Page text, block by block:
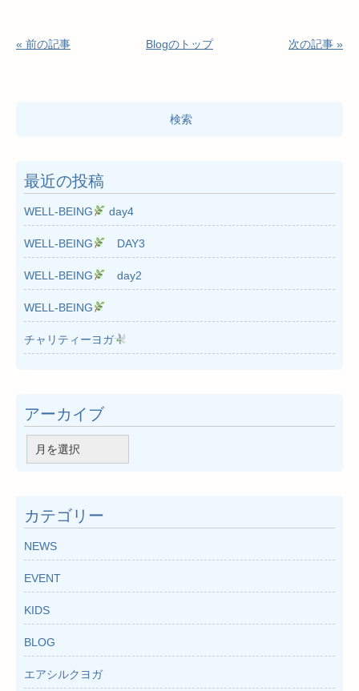
« 前の記事 Blogのトップ 次の記事 »
最近の投稿
WELL-BEING day4
WELL-BEING DAY3
WELL-BEING day2
WELL-BEING
チャリティーヨガ
アーカイブ
ー
ブ
カテゴリー
NEWS
EVENT
KIDS
BLOG
エアシルクヨガ